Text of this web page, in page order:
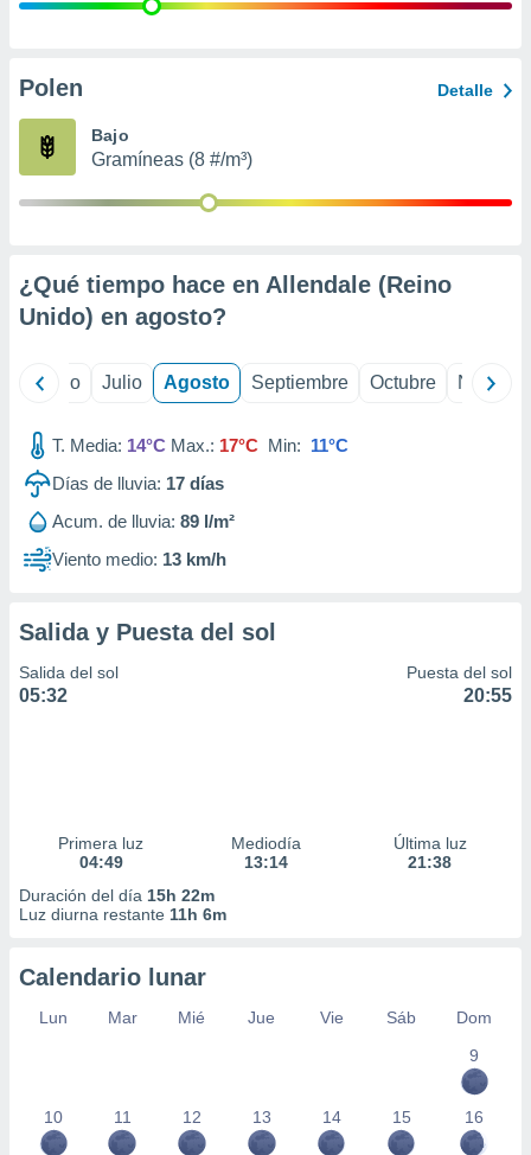
e
publicidad
Polen Detalle
Bajo
Gramíneas (8 #/m³)
¿Qué tiempo hace en Allendale (Reino
Unido) en agosto?
Junio Julio Agosto Septiembre Octubre
T. Media: 14°C Max.: 17°C Min: 11°C
Días de lluvia: 17 días
Acum. de lluvia: 89 l/m²
Viento medio: 13 km/h
Salida y Puesta del sol
Salida del sol
05:32
Puesta del sol
20:55
Primera luz
04:49
Mediodía
13:14
Última luz
21:38
Duración del día 15h 22m
Luz diurna restante 11h 6m
Calendario lunar
Lun Mar Mié Jue Vie Sáb
Dom
9
10 11 12 13 14 15 16